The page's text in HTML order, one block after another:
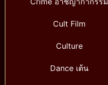
Cult Film
Culture
Dance เต้น